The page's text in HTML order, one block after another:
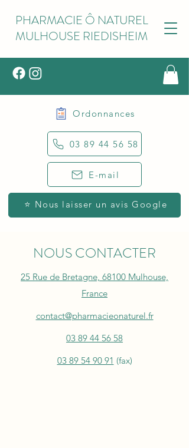
PHARMACIE Ô NATUREL
MULHOUSE RIEDISHEIM
03 89 44 56 58
⭐ Nous laisser un avis Google
E-mail
Ordonnances
NOUS CONTACTER
25 Rue de Bretagne, 68100 Mulhouse,
France
contact@pharmacieonaturel.fr
03 89 44 56 58
03 89 54 90 91 (fax)